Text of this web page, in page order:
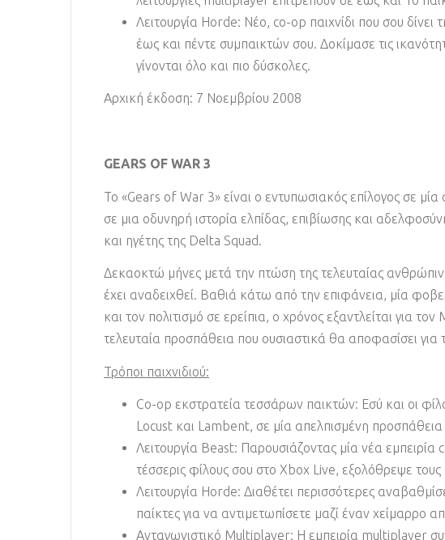
Λειτουργία Horde: Νέο, co-op παιχνίδι που σου
έως και πέντε συμπαικτών σου. Δοκίμασε τις
γίνονται όλο και πιο δύσκολες.
Αρχική έκδοση: 7 Νοεμβρίου 2008
GEARS OF WAR 3
Το «Gears of War 3» είναι ο εντυπωσιακός επίλογος σε
σε μια οδυνηρή ιστορία ελπίδας, επιβίωσης και
και ηγέτης της Delta Squad.
Δεκαοκτώ μήνες μετά την πτώση της τελευταίας
έχει αναδειχθεί. Βαθιά κάτω από την επιφάνεια, μία
και τον πολιτισμό σε ερείπια, ο χρόνος εξαντλείται για
τελευταία προσπάθεια που ουσιαστικά θα αποφασίσει
Τρόποι παιχνιδιού:
Co-op εκστρατεία τεσσάρων παικτών: Εσύ και οι
Locust και Lambent, σε μία απελπισμένη
Λειτουργία Beast: Παρουσιάζοντας μία νέα
τέσσερις φίλους σου στο Xbox Live, εξολόθρεψε
Λειτουργία Horde: Διαθέτει περισσότερες
παίκτες για να αντιμετωπίσετε μαζί έναν χείμαρρο
Ανταγωνιστικό Multiplayer: Η εμπειρία multiplayer